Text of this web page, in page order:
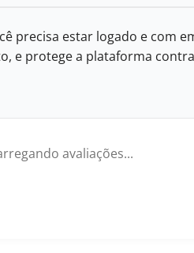
precisa estar logado e com
e protege a plataforma
avaliações...